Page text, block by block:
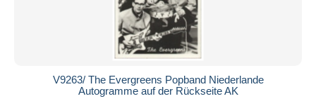
V9263/ The Evergreens Popband Niederlande
Autogramme auf der Rückseite AK